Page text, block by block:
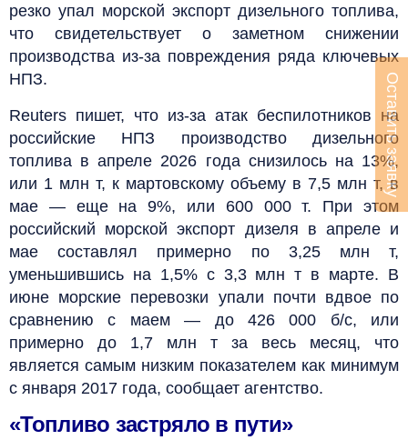
резко упал морской экспорт дизельного топлива,
что свидетельствует о заметном снижении
производства из-за повреждения ряда ключевых
НПЗ.
Reuters пишет, что из-за атак беспилотников на
российские НПЗ производство дизельного
топлива в апреле 2026 года снизилось на 13%,
или 1 млн т, к мартовскому объему в 7,5 млн т, в
мае — еще на 9%, или 600 000 т. При этом
российский морской экспорт дизеля в апреле и
мае составлял примерно по 3,25 млн т,
уменьшившись на 1,5% с 3,3 млн т в марте. В
июне морские перевозки упали почти вдвое по
сравнению с маем — до 426 000 б/с, или
примерно до 1,7 млн т за весь месяц, что
является самым низким показателем как минимум
с января 2017 года, сообщает агентство.
«Топливо застряло в пути»
Оставить заявку